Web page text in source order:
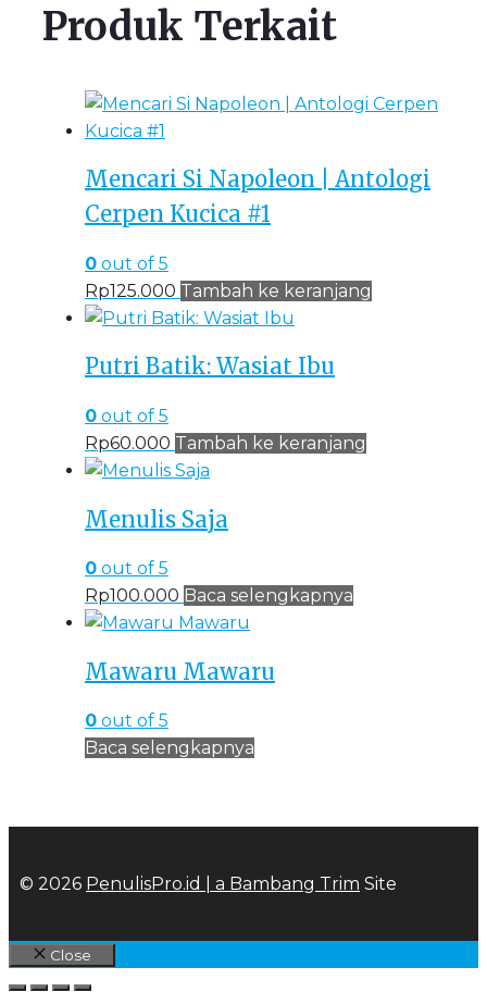
Produk Terkait
Mencari Si Napoleon | Antologi
Cerpen Kucica #1
0 out of 5
Rp125.000 Tambah ke keranjang
Putri Batik: Wasiat Ibu
0 out of 5
Rp60.000 Tambah ke keranjang
Menulis Saja
0 out of 5
Rp100.000 Baca selengkapnya
Mawaru Mawaru
0 out of 5
Baca selengkapnya
© 2026 PenulisPro.id | a Bambang Trim Site
Close